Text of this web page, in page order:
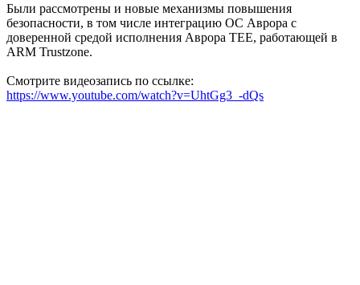
Были рассмотрены и новые механизмы повышения
безопасности, в том числе интеграцию ОС Аврора с
доверенной средой исполнения Аврора TEE, работающей в
ARM Trustzone.
Смотрите видеозапись по ссылке:
https://www.youtube.com/watch?v=UhtGg3_-dQs